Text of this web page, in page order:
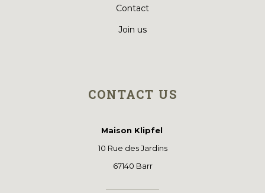
Contact
Join us
CONTACT US
Maison Klipfel
10 Rue des Jardins
67140 Barr